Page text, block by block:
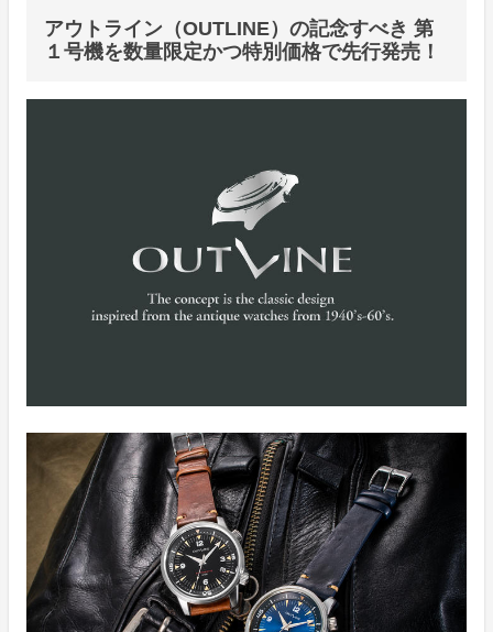
アウトライン（OUTLINE）の記念すべき 第
１号機を数量限定かつ特別価格で先行発売！